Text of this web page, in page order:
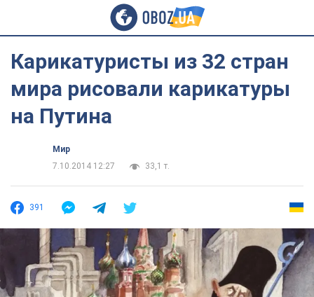
Карикатуристы из 32 стран
мира рисовали карикатуры
на Путина
Мир
7.10.2014 12:27
33,1 т.
391